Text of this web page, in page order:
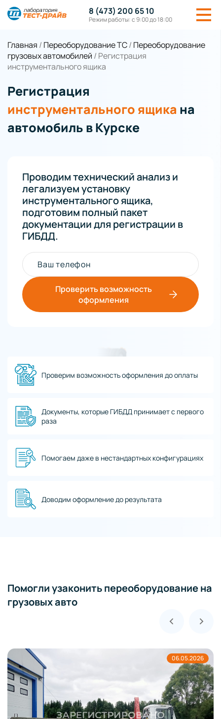
8 (473) 200 65 10
Режим работы: с 9:00 до 18:00
Главная / Переоборудование ТС/ Переоборудование
грузовых автомобилей / Регистрация
инструментального ящика
Регистрация
инструментального ящика на
автомобиль в Курске
Проводим технический анализ и
легализуем установку
инструментального ящика,
подготовим полный пакет
документации для регистрации в
ГИБДД.
Ваш телефон
Проверить возможность
оформления
Проверим возможность оформления до оплаты
Документы, которые ГИБДД принимает с первого
раза
Помогаем даже в нестандартных конфигурациях
Доводим оформление до результата
Помогли узаконить переоборудование на
грузовых авто